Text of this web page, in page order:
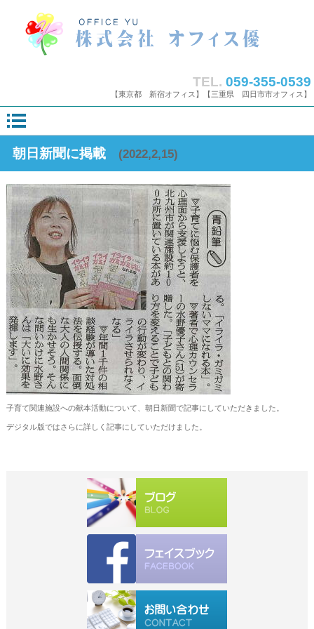
TEL. 059-355-0539
【東京都 新宿オフィス】【三重県 四日市市オフィス】
朝日新聞に掲載 (2022,2,15)
子育て関連施設への献本活動について、朝日新聞で記事にしていただきました。
デジタル版ではさらに詳しく記事にしていただけました。